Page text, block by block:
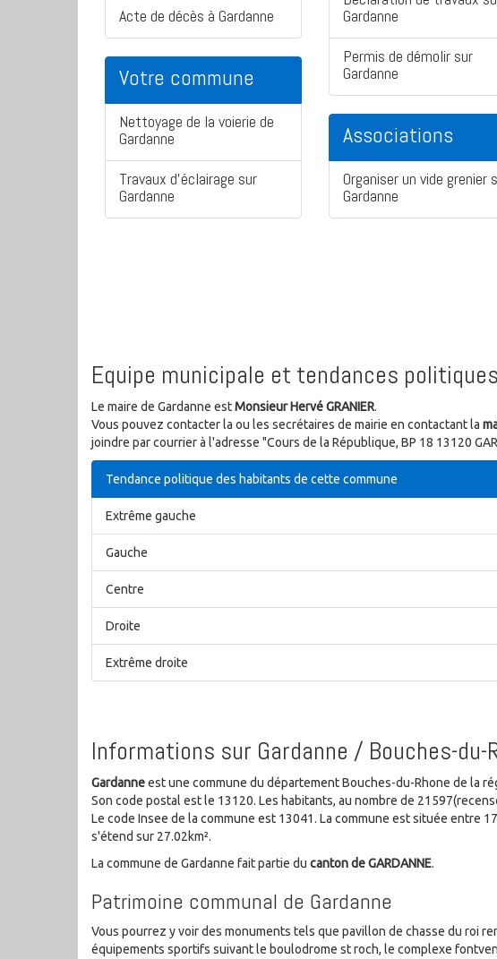
Acte de décès à Gardanne
Votre commune
Nettoyage de la voierie de
Gardanne
Travaux d'éclairage sur
Gardanne
Gardanne
Permis de démolir sur
Gardanne
Associations
Organiser un vide grenier
Gardanne
Equipe municipale et tendances
Le maire de Gardanne estMonsieur Hervé GRANIER.
Vous pouvez contacter la ou les secrétaires de mairie en contactant la
joindre par courrier à l'adresse "Cours de la République, BP 18 13120
Tendance politique des habitants de cette commune
Extrême gauche
Gauche
Centre
Droite
Extrême droite
Informations sur Gardanne / Bouches-du-
Gardanneest une commune du département Bouches-du-Rhone de la
Son code postal est le 13120. Les habitants, au nombre de
Le code Insee de la commune est 13041. La commune est située entre
s'étend sur 27.02km².
La commune de Gardanne fait partie du canton de GARDANNE.
Patrimoine communal de Gardanne
Vous pourrez y voir des monuments tels que pavillon de chasse du roi
équipements sportifs suivant le boulodrome st roch, le complexe